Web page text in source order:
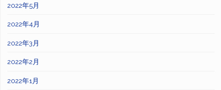
2022年5月
2022年4月
2022年3月
2022年2月
2022年1月